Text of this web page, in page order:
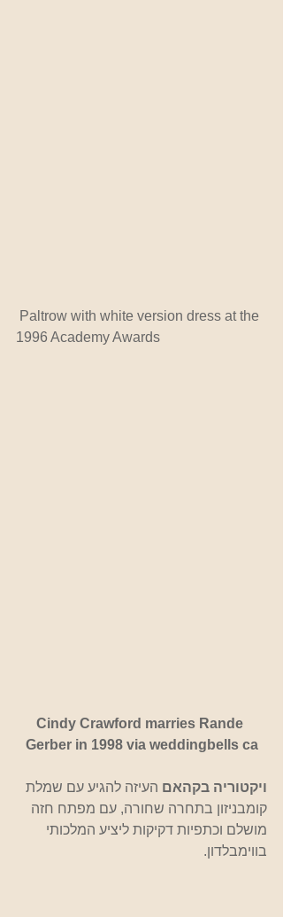
Paltrow with white version dress at the
1996 Academy Awards
Cindy Crawford marries Rande
Gerber in 1998 via weddingbells ca
ויקטוריה בקהאם העיזה להגיע עם שמלת
קומבניזון בתחרה שחורה, עם מפתח חזה
מושלם וכתפיות דקיקות ליציע המלכותי
בווימבלדון.